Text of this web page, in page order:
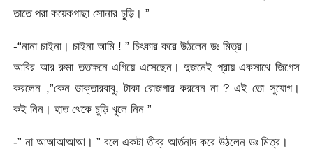
তাতে পরা কয়েকগাছা সোনার চুড়ি। ”
-“নানা চাইনা। চাইনা আমি ! ” চিৎকার করে উঠলেন ডঃ মিত্র।
আবির আর রুমা ততক্ষনে এগিয়ে এসেছেন। দুজনেই প্রায় একসাথে জিগেস
করলেন ,”কেন ডাক্তারবাবু, টাকা রোজগার করবেন না ? এই তো সুযোগ।
কই নিন। হাত থেকে চুড়ি খুলে নিন ”
-” না আআআআআ। ” বলে একটা তীব্র আর্তনাদ করে উঠলেন ডঃ মিত্র।